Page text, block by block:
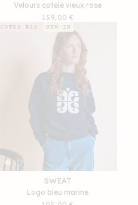
Velours cotelé vieux rose
Prix
habituel
159,00 €
SWEAT
Logo bleu marine
COTON BIO NEW IN